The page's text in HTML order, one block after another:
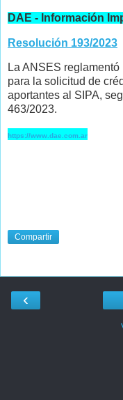
DAE - Información
Resolución 193/2023
La ANSES
para la solicitud de
aportantes al SIPA,
463/2023.
https://www.dae.com.ar
Compartir
‹